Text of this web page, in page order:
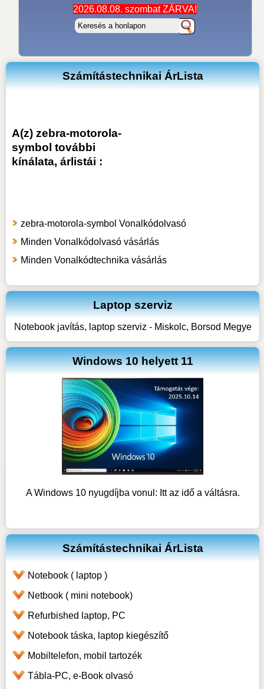
2026.08.08. szombat ZÁRVA!
Számítástechnikai ÁrLista
A(z) zebra-motorola-
symbol további
kínálata, árlistái :
zebra-motorola-symbol Vonalkódolvasó
Minden Vonalkódolvasó vásárlás
Minden Vonalkódtechnika vásárlás
Laptop szerviz
Notebook javítás, laptop szerviz - Miskolc, Borsod Megye
Windows 10 helyett 11
A Windows 10 nyugdíjba vonul: Itt az idő a váltásra.
Számítástechnikai ÁrLista
Notebook ( laptop )
Netbook ( mini notebook)
Refurbished laptop, PC
Notebook táska, laptop kiegészítő
Mobiltelefon, mobil tartozék
Tábla-PC, e-Book olvasó